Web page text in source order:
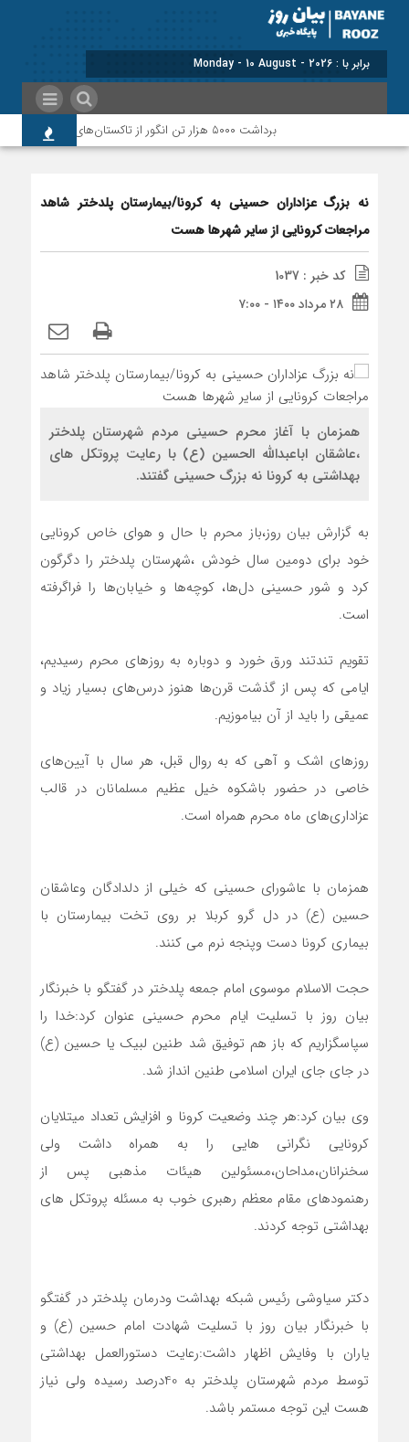
برابر با : Monday - 10 August - 2026
برداشت ۵۰۰۰ هزار تن انگور از تاکستان‌های پلدختر و معمولان
نه بزرگ عزاداران حسینی به کرونا/بیمارستان پلدختر شاهد
مراجعات کرونایی از سایر شهرها هست
کد خبر : 1037
۲۸ مرداد ۱۴۰۰ - ۷:۰۰
همزمان با آغاز محرم حسینی مردم شهرستان پلدختر
،عاشقان اباعبدالله الحسین (ع) با رعایت پروتکل های
بهداشتی به کرونا نه بزرگ حسینی گفتند.
به گزارش بیان روز،باز محرم با حال و هوای خاص کرونایی
خود برای دومین سال خودش ،شهرستان پلدختر را دگرگون
کرد و شور حسینی دل‌ها، کوچه‌ها و خیابان‌ها را فراگرفته
است.
تقویم تندتند ورق خورد و دوباره بە روزهای محرم رسیدیم،
ایامی کە پس از گذشت قرن‌ها هنوز درس‌های بسیار زیاد و
عمیقی را باید از آن بیاموزیم.
روزهای اشک و آهی کە بە روال قبل، هر سال با آیین‌های
خاصی در حضور باشکوه خیل عظیم مسلمانان در قالب
عزاداری‌های ماه محرم همراه است.
همزمان با عاشورای حسینی که خیلی از دلدادگان وعاشقان
حسین (ع) در دل گرو کربلا بر روی تخت بیمارستان با
بیماری کرونا دست وپنجه نرم می کنند.
حجت الاسلام موسوی امام جمعه پلدختر در گفتگو با خبرنگار
بیان روز با تسلیت ایام محرم حسینی عنوان کرد:خدا را
سپاسگزاریم که باز هم توفیق شد طنین لبیک یا حسین (ع)
در جای جای ایران اسلامی طنین انداز شد.
وی بیان کرد:هر چند وضعیت کرونا و افزایش تعداد میتلایان
کرونایی نگرانی هایی را به همراه داشت ولی
سخنرانان،مداحان،مسئولین هیئات مذهبی پس از
رهنمودهای مقام معظم رهبری خوب به مسئله پروتکل های
بهداشتی توجه کردند.
دکتر سیاوشی رئیس شبکه بهداشت ودرمان پلدختر در گفتگو
با خبرنگار بیان روز با تسلیت شهادت امام حسین (ع) و
یاران با وفایش اظهار داشت:رعایت دستورالعمل بهداشتی
توسط مردم شهرستان پلدختر به 40درصد رسیده ولی نیاز
هست این توجه مستمر باشد.